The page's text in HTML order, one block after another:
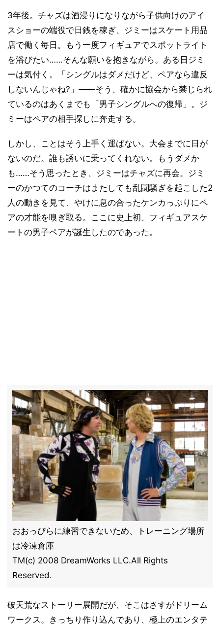
3年後。チャズは酒浸りになりながら子供向けのアイ
スショーの端役で日銭を稼ぎ、ジミーはスケート用品
店で働く毎日。もう一度フィギュアでスポットライト
を浴びたい……そんな願いを抱きながら。ある日ジミ
ーは気付く。「シングルはダメだけど、ペアなら違反
しないんじゃね?」――そう、確かに協会から禁じられ
ているのはあくまでも「男子シングルへの復帰」。ジ
ミーはペアの相手探しに奔走する。
しかし、ことはそう上手く運ばない。大会までに日が
ないのだ。誰も誘いに乗ってくれない。もうダメか
も……そう思ったとき、ジミーはチャズに再会。ジミ
ーのかつてのコーチはまたしても乱闘騒ぎを起こした2
人の動きを見て、やけに息の合ったケンカっぷりにペ
アの才能を嗅ぎ取る。ここに史上初、フィギュアスケ
ートの男子ペアが誕生したのであった。
おおっぴらに練習できないため、トレーニング場所
は冷凍倉庫
TM(c) 2008 DreamWorks LLC.All Rights
Reserved.
破天荒なストーリー展開だが、そこはさすがドリーム
ワークス。きっちり作り込んであり、極上のエンタテ